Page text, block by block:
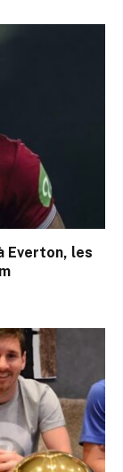
Everton, les